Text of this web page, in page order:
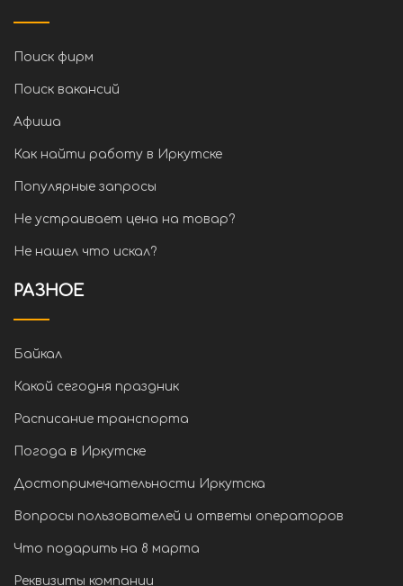
Поиск фирм
Поиск вакансий
Афиша
Как найти работу в Иркутске
Популярные запросы
Не устраивает цена на товар?
Не нашел что искал?
РАЗНОЕ
Байкал
Какой сегодня праздник
Расписание транспорта
Погода в Иркутске
Достопримечательности Иркутска
Вопросы пользователей и ответы операторов
Что подарить на 8 марта
Реквизиты компании